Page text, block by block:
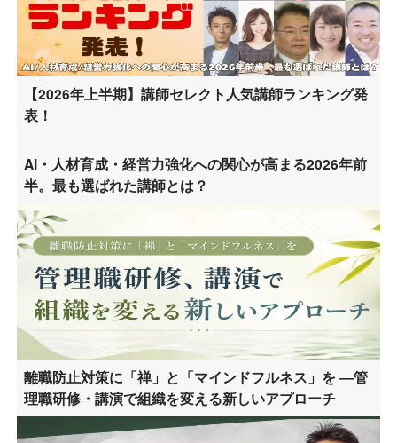
【2026年上半期】講師セレクト人気講師ランキング発
表！
AI・人材育成・経営力強化への関心が高まる2026年前
半。最も選ばれた講師とは？
離職防止対策に「禅」と「マインドフルネス」を ―管
理職研修・講演で組織を変える新しいアプローチ